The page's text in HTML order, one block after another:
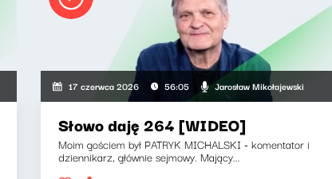
17 czerwca 2026 56:05 Jarosław Mikołajewski
Słowo daję 264 [WIDEO]
Moim gościem był PATRYK MICHALSKI - komentator i
dziennikarz, głównie sejmowy. Mający...